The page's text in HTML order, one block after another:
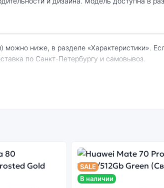
по Санкт-Петербургу и самовывоз.
SALE
В наличии